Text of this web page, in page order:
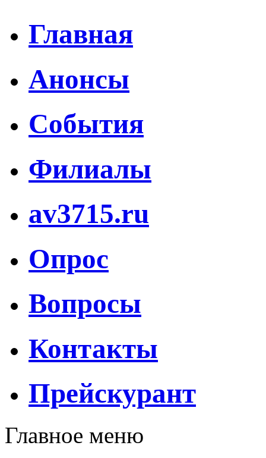
Главная
Анонсы
События
Филиалы
av3715.ru
Опрос
Вопросы
Контакты
Прейскурант
Главное меню